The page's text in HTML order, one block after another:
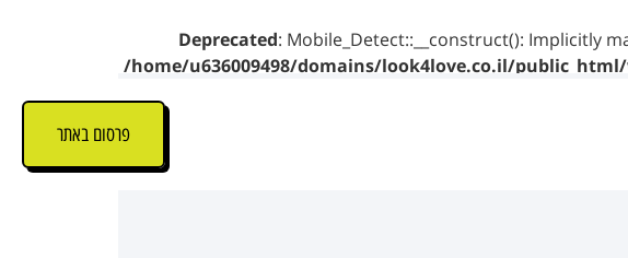
Deprecated: Mobile_Detect::__construct(): Implicitly
/home/u636009498/domains/look4love.co.il/
פרסום באתר